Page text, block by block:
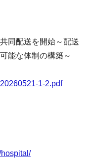
同配送を開始～配送
能な体制の構築～
1-2.pdf